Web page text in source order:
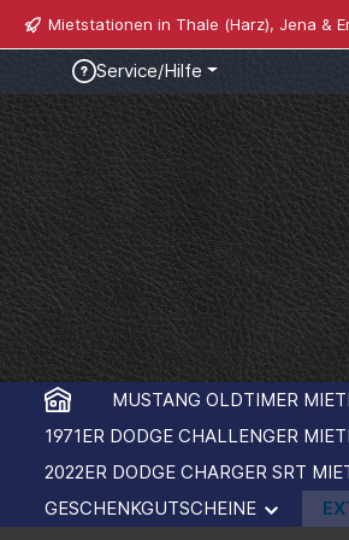
Mietstationen in Thale (Harz), Jena &
Service/Hilfe
MUSTANG OLDTIMER
1971ER DODGE CHALLENGER
2022ER DODGE CHARGER SRT
GESCHENKGUTSCHEINE